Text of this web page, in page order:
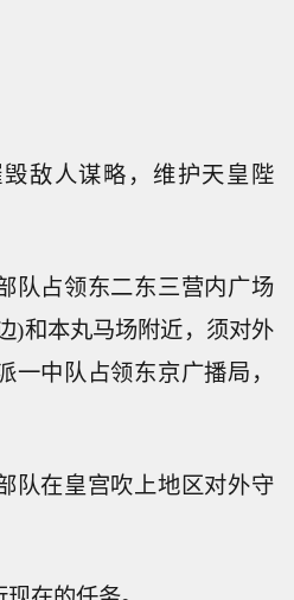
敌人谋略，维护天皇陛
队占领东二东三营内广场
)和本丸马场附近，须对外
一中队占领东京广播局，
队在皇宫吹上地区对外守